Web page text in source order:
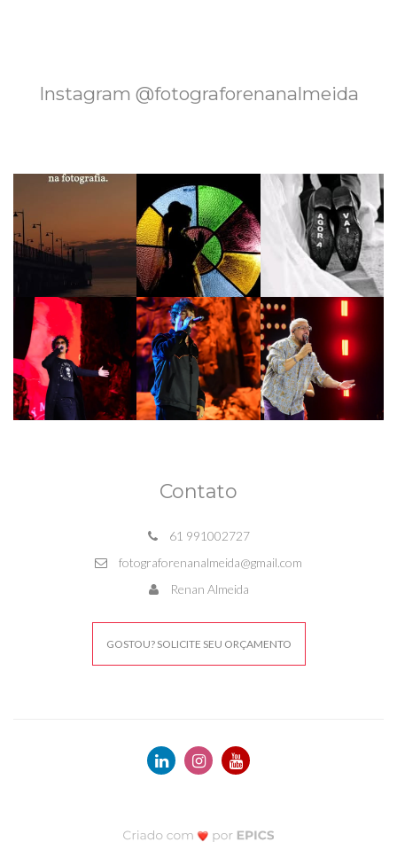
Instagram @fotograforenanalmeida
Contato
61 991002727
fotograforenanalmeida@gmail.com
Renan Almeida
GOSTOU? SOLICITE SEU ORÇAMENTO